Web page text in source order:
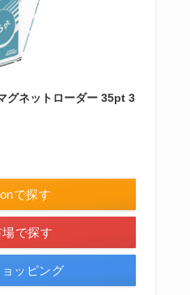
グネットローダー 35pt 3
で探す
で探す
ッピング